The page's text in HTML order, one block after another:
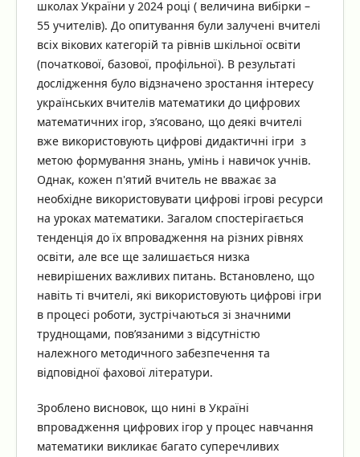
школах України у 2024 році ( величина вибірки –
55 учителів). До опитування були залучені вчителі
всіх вікових категорій та рівнів шкільної освіти
(початкової, базової, профільної). В результаті
дослідження було відзначено зростання інтересу
українських вчителів математики до цифрових
математичних ігор, з’ясовано, що деякі вчителі
вже використовують цифрові дидактичні ігри з
метою формування знань, умінь і навичок учнів.
Однак, кожен п'ятий вчитель не вважає за
необхідне використовувати цифрові ігрові ресурси
на уроках математики. Загалом спостерігається
тенденція до їх впровадження на різних рівнях
освіти, але все ще залишається низка
невирішених важливих питань. Встановлено, що
навіть ті вчителі, які використовують цифрові ігри
в процесі роботи, зустрічаються зі значними
труднощами, пов’язаними з відсутністю
належного методичного забезпечення та
відповідної фахової літератури.
Зроблено висновок, що нині в Україні
впровадження цифрових ігор у процес навчання
математики викликає багато суперечливих